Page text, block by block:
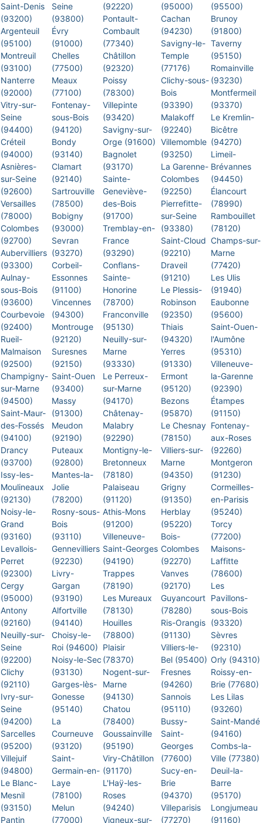
Saint-Denis
(93200)
Argenteuil
(95100)
Montreuil
(93100)
Nanterre
(92000)
Vitry-sur-
Seine
(94400)
Créteil
(94000)
Asnières-
sur-Seine
(92600)
Versailles
(78000)
Colombes
(92700)
Aubervilliers
(93300)
Aulnay-
sous-Bois
(93600)
Courbevoie
(92400)
Rueil-
Malmaison
(92500)
Champigny-
sur-Marne
(94500)
Saint-Maur-
des-Fossés
(94100)
Drancy
(93700)
Issy-les-
Moulineaux
(92130)
Noisy-le-
Grand
(93160)
Levallois-
Perret
(92300)
Cergy
(95000)
Antony
(92160)
Neuilly-sur-
Seine
(92200)
Clichy
(92110)
Ivry-sur-
Seine
(94200)
Sarcelles
(95200)
Villejuif
(94800)
Le Blanc-
Mesnil
(93150)
Pantin
Seine
(93800)
Évry
(91000)
Chelles
(77500)
Meaux
(77100)
Fontenay-
sous-Bois
(94120)
Bondy
(93140)
Clamart
(92140)
Sartrouville
(78500)
Bobigny
(93000)
Sevran
(93270)
Corbeil-
Essonnes
(91100)
Vincennes
(94300)
Montrouge
(92120)
Suresnes
(92150)
Saint-Ouen
(93400)
Massy
(91300)
Meudon
(92190)
Puteaux
(92800)
Mantes-la-
Jolie
(78200)
Rosny-sous-
Bois
(93110)
Gennevilliers
(92230)
Livry-
Gargan
(93190)
Alfortville
(94140)
Choisy-le-
Roi (94600)
Noisy-le-Sec
(93130)
Garges-lès-
Gonesse
(95140)
La
Courneuve
(93120)
Saint-
Germain-en-
Laye
(78100)
Melun
(77000)
(92220)
Pontault-
Combault
(77340)
Châtillon
(92320)
Poissy
(78300)
Villepinte
(93420)
Savigny-sur-
Orge (91600)
Bagnolet
(93170)
Sainte-
Geneviève-
des-Bois
(91700)
Tremblay-en-
France
(93290)
Conflans-
Sainte-
Honorine
(78700)
Franconville
(95130)
Neuilly-sur-
Marne
(93330)
Le Perreux-
sur-Marne
(94170)
Châtenay-
Malabry
(92290)
Montigny-le-
Bretonneux
(78180)
Palaiseau
(91120)
Athis-Mons
(91200)
Villeneuve-
Saint-Georges
(94190)
Trappes
(78190)
Les Mureaux
(78130)
Houilles
(78800)
Plaisir
(78370)
Nogent-sur-
Marne
(94130)
Chatou
(78400)
Goussainville
(95190)
Viry-Châtillon
(91170)
L'Haÿ-les-
Roses
(94240)
Vigneux-sur-
(95000)
Cachan
(94230)
Savigny-le-
Temple
(77176)
Clichy-sous-
Bois
(93390)
Malakoff
(92240)
Villemomble
(93250)
La Garenne-
Colombes
(92250)
Pierrefitte-
sur-Seine
(93380)
Saint-Cloud
(92210)
Draveil
(91210)
Le Plessis-
Robinson
(92350)
Thiais
(94320)
Yerres
(91330)
Ermont
(95120)
Bezons
(95870)
Le Chesnay
(78150)
Villiers-sur-
Marne
(94350)
Grigny
(91350)
Herblay
(95220)
Bois-
Colombes
(92270)
Vanves
(92170)
Guyancourt
(78280)
Ris-Orangis
(91130)
Villiers-le-
Bel (95400)
Fresnes
(94260)
Sannois
(95110)
Bussy-
Saint-
Georges
(77600)
Sucy-en-
Brie
(94370)
Villeparisis
(77270)
(95500)
Brunoy
(91800)
Taverny
(95150)
Romainville
(93230)
Montfermeil
(93370)
Le Kremlin-
Bicêtre
(94270)
Limeil-
Brévannes
(94450)
Élancourt
(78990)
Rambouillet
(78120)
Champs-sur-
Marne
(77420)
Les Ulis
(91940)
Eaubonne
(95600)
Saint-Ouen-
l'Aumône
(95310)
Villeneuve-
la-Garenne
(92390)
Étampes
(91150)
Fontenay-
aux-Roses
(92260)
Montgeron
(91230)
Cormeilles-
en-Parisis
(95240)
Torcy
(77200)
Maisons-
Laffitte
(78600)
Les
Pavillons-
sous-Bois
(93320)
Sèvres
(92310)
Orly (94310)
Roissy-en-
Brie (77680)
Les Lilas
(93260)
Saint-Mandé
(94160)
Combs-la-
Ville (77380)
Deuil-la-
Barre
(95170)
Longjumeau
(91160)